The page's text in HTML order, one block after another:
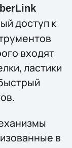
доступ к
входят
ластики
в